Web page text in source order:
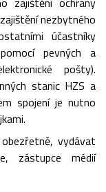
nezbytného
účastníky
pevných a
pošty).
stanic HZS a
spojení je nutno
vydávat
zástupce médií